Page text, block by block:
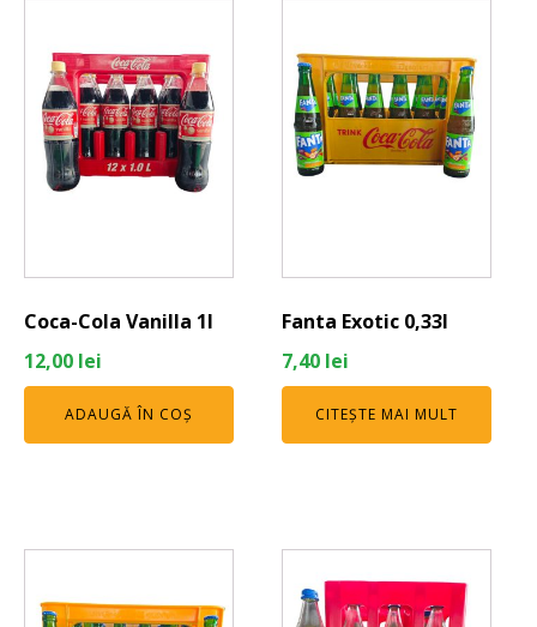
Coca-Cola Vanilla 1l
12,00 lei
ADAUGĂ ÎN COȘ
Fanta Exotic 0,33l
7,40 lei
CITEȘTE MAI MULT